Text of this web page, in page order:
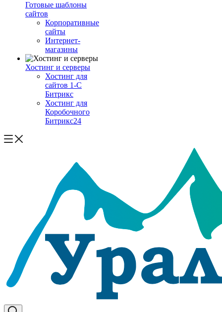
Готовые шаблоны
сайтов
Корпоративные
сайты
Интернет-
магазины
Хостинг и серверы
Хостинг для
сайтов 1-C
Битрикс
Хостинг для
Коробочного
Битрикс24